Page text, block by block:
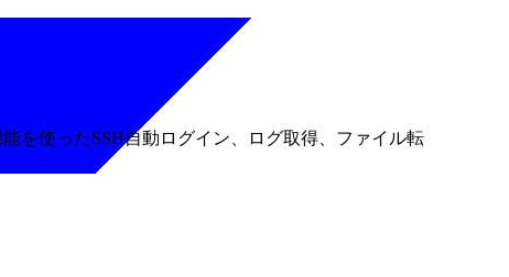
を使ったSSH自動ログイン、ログ取得、ファイル転